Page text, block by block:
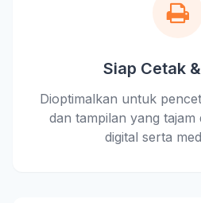
Siap Cetak
Dioptimalkan untuk
dan tampilan yang
digital serta